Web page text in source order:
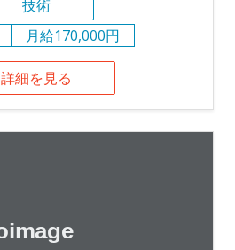
技術
月給170,000円
詳細を見る